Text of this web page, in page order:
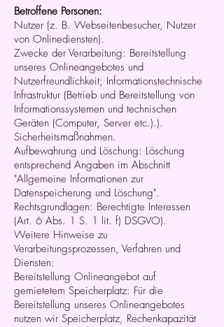
Betroffene Personen:
Nutzer (z. B. Webseitenbesucher, Nutzer
von Onlinediensten).
Zwecke der Verarbeitung: Bereitstellung
unseres Onlineangebotes und
Nutzerfreundlichkeit; Informationstechnische
Infrastruktur (Betrieb und Bereitstellung von
Informationssystemen und technischen
Geräten (Computer, Server etc.).).
Sicherheitsmaßnahmen.
Aufbewahrung und Löschung: Löschung
entsprechend Angaben im Abschnitt
"Allgemeine Informationen zur
Datenspeicherung und Löschung".
Rechtsgrundlagen: Berechtigte Interessen
(Art. 6 Abs. 1 S. 1 lit. f) DSGVO).
Weitere Hinweise zu
Verarbeitungsprozessen, Verfahren und
Diensten:
Bereitstellung Onlineangebot auf
gemietetem Speicherplatz: Für die
Bereitstellung unseres Onlineangebotes
nutzen wir Speicherplatz, Rechenkapazität